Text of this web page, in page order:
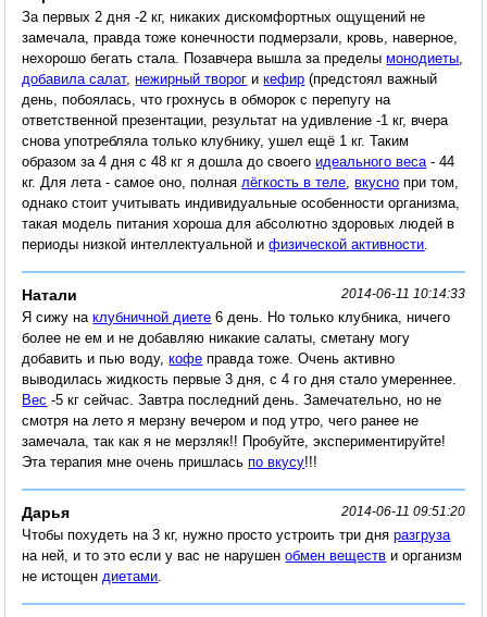
За первых 2 дня -2 кг, никаких дискомфортных ощущений не
замечала, правда тоже конечности подмерзали, кровь, наверное,
нехорошо бегать стала. Позавчера вышла за пределымонодиеты,
добавила салат,нежирный творог икефир (предстоял важный
день, побоялась, что грохнусь в обморок с перепугу на
ответственной презентации, результат на удивление -1 кг, вчера
снова употребляла только клубнику, ушел ещё 1 кг. Таким
образом за 4 дня с 48 кг я дошла до своегоидеального веса- 44
кг. Для лета - самое оно, полнаялёгкость в теле,вкусно при том,
однако стоит учитывать индивидуальные особенности организма,
такая модель питания хороша для абсолютно здоровых людей в
периоды низкой интеллектуальной ифизической активности.
Натали 2014-06-11 10:14:33
Я сижу наклубничной диете 6 день. Но только клубника, ничего
более не ем и не добавляю никакие салаты, сметану могу
добавить и пью воду,кофе правда тоже. Очень активно
выводилась жидкость первые 3 дня, с 4 го дня стало умереннее.
Вес -5 кг сейчас. Завтра последний день. Замечательно, но не
смотря на лето я мерзну вечером и под утро, чего ранее не
замечала, так как я не мерзляк!! Пробуйте, экспериментируйте!
Эта терапия мне очень пришласьпо вкусу!!!
Дарья 2014-06-11 09:51:20
Чтобы похудеть на 3 кг, нужно просто устроить три дняразгруза
на ней, и то это если у вас не нарушенобмен веществ и организм
не истощендиетами.